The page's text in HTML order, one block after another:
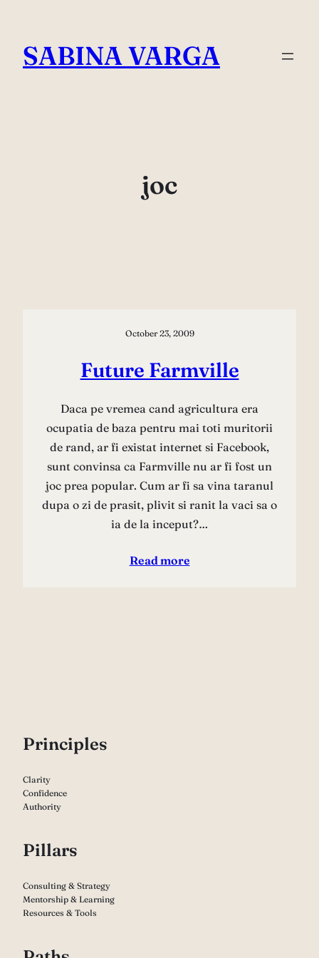
content
SABINA VARGA
joc
October 23, 2009
Future Farmville
Daca pe vremea cand agricultura era
ocupatia de baza pentru mai toti muritorii
de rand, ar fi existat internet si Facebook,
sunt convinsa ca Farmville nu ar fi fost un
joc prea popular. Cum ar fi sa vina taranul
dupa o zi de prasit, plivit si ranit la vaci sa o
ia de la inceput?…
Read more
Principles
Clarity
Confidence
Authority
Pillars
Consulting & Strategy
Mentorship & Learning
Resources & Tools